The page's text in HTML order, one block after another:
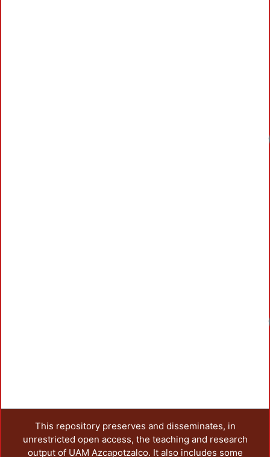
This repository preserves and disseminates, in
unrestricted open access, the teaching and research
output of UAM Azcapotzalco. It also includes some